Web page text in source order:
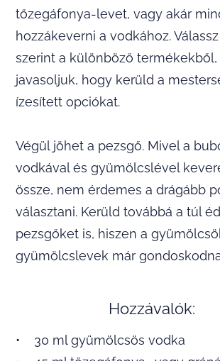
tőzegáfonya-levet, vagy akár
hozzákeverni a vodkához.
szerint a különböző termékekből,
javasoljuk, hogy kerüld a
ízesített opciókat.
Végül jöhet a pezsgő. Mivel a
vodkával és gyümölcslével
össze, nem érdemes a drágább
választani. Kerüld továbbá a túl
pezsgőket is, hiszen a
gyümölcslevek már
Hozzávalók:
• 30 ml gyümölcsös vodka